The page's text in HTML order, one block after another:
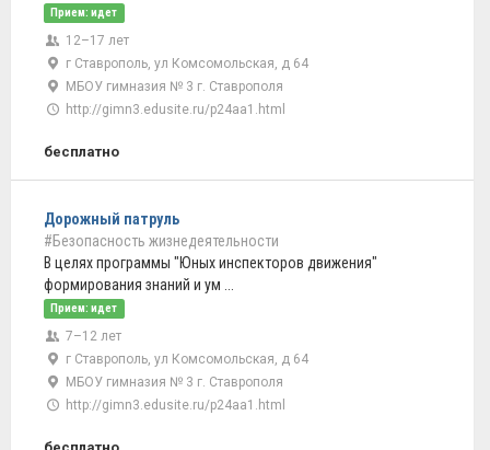
Прием: идет
12–17 лет
г Ставрополь, ул Комсомольская, д 64
МБОУ гимназия № 3 г. Ставрополя
http://gimn3.edusite.ru/p24aa1.html
бесплатно
Дорожный патруль
#Безопасность жизнедеятельности
В целях программы "Юных инспекторов движения"
формирования знаний и ум ...
Прием: идет
7–12 лет
г Ставрополь, ул Комсомольская, д 64
МБОУ гимназия № 3 г. Ставрополя
http://gimn3.edusite.ru/p24aa1.html